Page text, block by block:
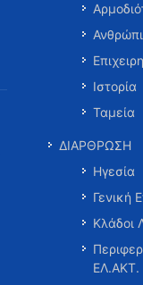
Ιστορία
Ταμεία
ΔΙΑΡΘΡΩΣΗ
Ηγεσία
Γενική
Κλάδοι
ΕΛ.ΑΚΤ.